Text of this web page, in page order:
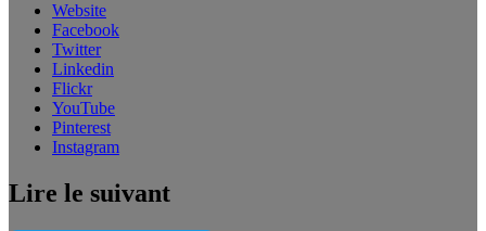
Website
Facebook
Twitter
Linkedin
Flickr
YouTube
Pinterest
Instagram
Lire le suivant